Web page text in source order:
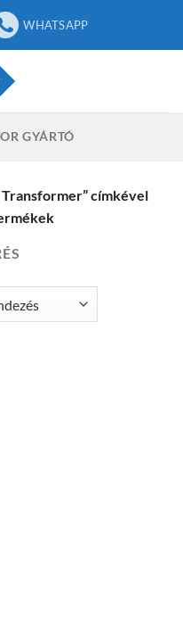
WHATSAPP
GYÁRTÓ
címkével